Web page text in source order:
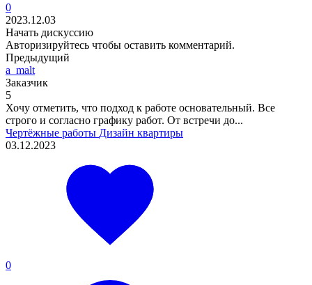
0
2023.12.03
Начать дискуссию
Авторизируйтесь чтобы оставить комментарий.
Предыдущий
a_malt
Заказчик
5
Хочу отметить, что подход к работе основательный. Все
строго и согласно графику работ. От встречи до...
Чертёжные работы Дизайн квартиры
03.12.2023
0